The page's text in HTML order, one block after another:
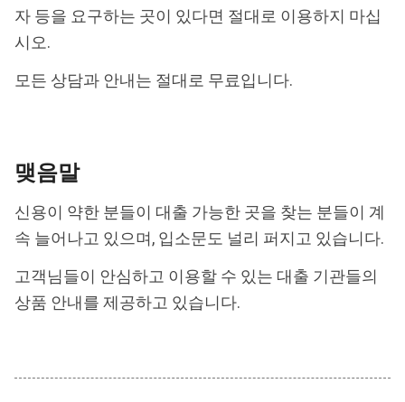
자 등을 요구하는 곳이 있다면 절대로 이용하지 마십
시오.
모든 상담과 안내는 절대로 무료입니다.
맺음말
신용이 약한 분들이 대출 가능한 곳을 찾는 분들이 계
속 늘어나고 있으며, 입소문도 널리 퍼지고 있습니다.
고객님들이 안심하고 이용할 수 있는 대출 기관들의
상품 안내를 제공하고 있습니다.